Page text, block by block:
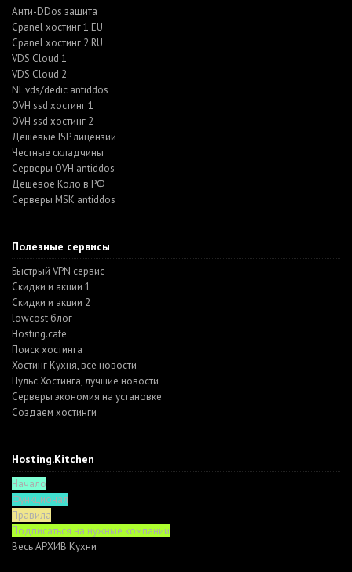
Анти-DDos защита
Cpanel хостинг 1 EU
Cpanel хостинг 2 RU
VDS Cloud 1
VDS Cloud 2
NL vds/dedic antiddos
OVH ssd хостинг 1
OVH ssd хостинг 2
Дешевые ISP лицензии
Честные складчины
Серверы OVH antiddos
Дешевое Коло в РФ
Серверы MSK antiddos
Полезные сервисы
Быстрый VPN сервис
Скидки и акции 1
Скидки и акции 2
lowcost блог
Hosting.cafe
Поиск хостинга
Хостинг Кухня, все новости
Пульс Хостинга, лучшие новости
Серверы экономия на установке
Создаем хостинги
Hosting.Kitchen
Начало
Функционал
Правила
Подписаться на нужные компании
Весь АРХИВ Кухни